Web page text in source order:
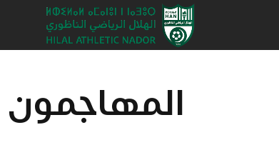
المهاجمون 24/25